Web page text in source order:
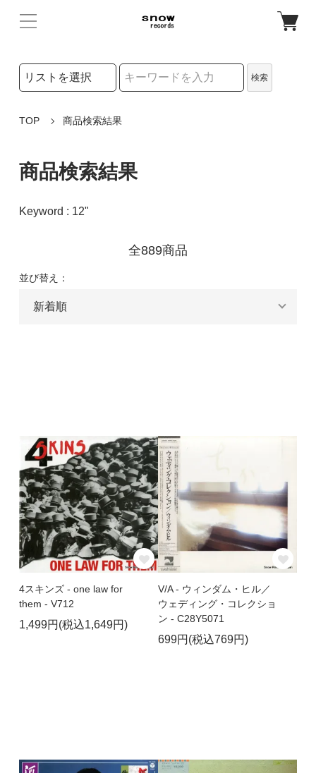
検索リストの選択
検索
TOP 商品検索結果
商品検索結果
Keyword : 12"
全889商品
並び替え：
4スキンズ - one law for
them - V712
1,499円(税込1,649円)
V/A - ウィンダム・ヒル／
ウェディング・コレクショ
ン - C28Y5071
699円(税込769円)